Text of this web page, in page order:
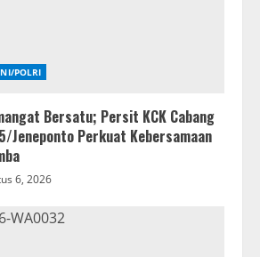
POLRI
Bersatu; Persit KCK Cabang
Jeneponto Perkuat Kebersamaan
6, 2026